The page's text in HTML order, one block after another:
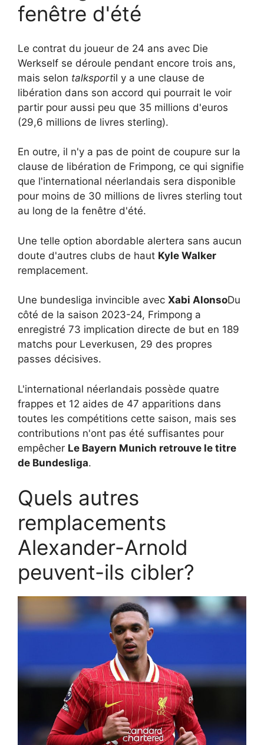
fenêtre d'été
Le contrat du joueur de 24 ans avec Die
Werkself se déroule pendant encore trois ans,
mais selon talksportil y a une clause de
libération dans son accord qui pourrait le voir
partir pour aussi peu que 35 millions d'euros
(29,6 millions de livres sterling).
En outre, il n'y a pas de point de coupure sur la
clause de libération de Frimpong, ce qui signifie
que l'international néerlandais sera disponible
pour moins de 30 millions de livres sterling tout
au long de la fenêtre d'été.
Une telle option abordable alertera sans aucun
doute d'autres clubs de haut Kyle Walker
remplacement.
Une bundesliga invincible avec Xabi AlonsoDu
côté de la saison 2023-24, Frimpong a
enregistré 73 implication directe de but en 189
matchs pour Leverkusen, 29 des propres
passes décisives.
L'international néerlandais possède quatre
frappes et 12 aides de 47 apparitions dans
toutes les compétitions cette saison, mais ses
contributions n'ont pas été suffisantes pour
empêcher Le Bayern Munich retrouve le titre
de Bundesliga.
Quels autres
remplacements
Alexander-Arnold
peuvent-ils cibler?